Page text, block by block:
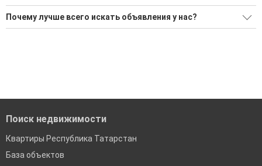
Поможем Купить квартиру до 6 млн рублей в районе
Мирный?
Почему лучше всего искать объявления у нас?
Поиск недвижимости
Квартиры Республика Татарстан
База объектов